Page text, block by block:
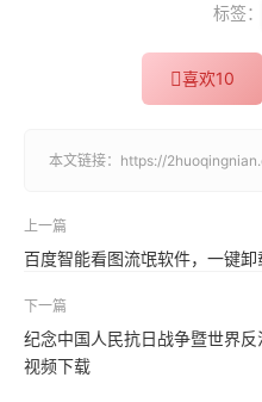
标签：
喜欢10
本文链接： https://
上一篇
百度智能看图流氓软件，一键卸
下一篇
纪念中国人民抗日战争暨世界
视频下载